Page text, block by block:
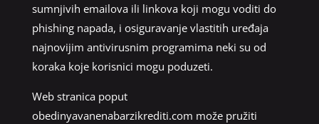
sumnjivih emailova ili linkova koji mogu voditi do
phishing napada, i osiguravanje vlastitih uređaja
najnovijim antivirusnim programima neki su od
koraka koje korisnici mogu poduzeti.
Web stranica poput
obedinyavanenabarzikrediti.com može pružiti